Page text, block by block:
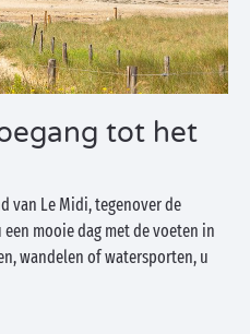
tot het
van Le Midi, tegenover de
mooie dag met de voeten in
wandelen of watersporten, u